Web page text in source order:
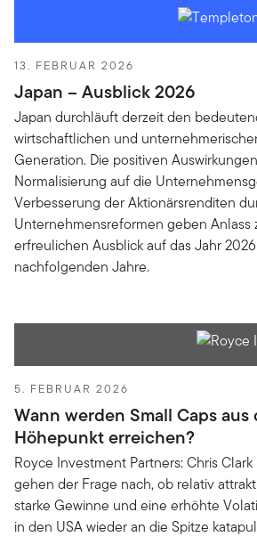
13. FEBRUAR 2026
Japan – Ausblick 2026
Japan durchläuft derzeit den
wirtschaftlichen und
Generation. Die positiven
Normalisierung auf die
Verbesserung der Aktionärsrenditen
Unternehmensreformen geben Anlass
erfreulichen Ausblick auf das Jahr
nachfolgenden Jahre.
5. FEBRUAR 2026
Wann werden Small Caps aus
Höhepunkt erreichen?
Royce Investment Partners: Chris
gehen der Frage nach, ob relativ
starke Gewinne und eine erhöhte
in den USA wieder an die Spitze